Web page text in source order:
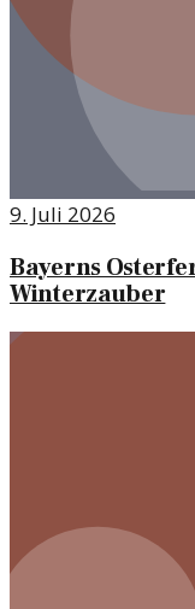
9. Juli 2026
Bayerns
Winterzauber